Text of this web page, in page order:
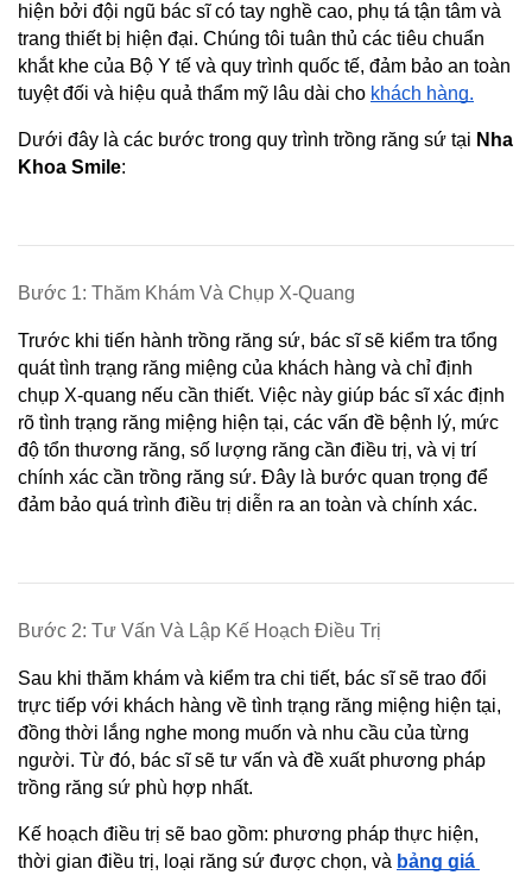
hiện bởi đội ngũ bác sĩ có tay nghề cao, phụ tá tận tâm và
trang thiết bị hiện đại. Chúng tôi tuân thủ các tiêu chuẩn
khắt khe của Bộ Y tế và quy trình quốc tế, đảm bảo an toàn
tuyệt đối và hiệu quả thẩm mỹ lâu dài cho khách hàng.
Dưới đây là các bước trong quy trình trồng răng sứ tại Nha
Khoa Smile:
Bước 1: Thăm Khám Và Chụp X-Quang
Trước khi tiến hành trồng răng sứ, bác sĩ sẽ kiểm tra tổng
quát tình trạng răng miệng của khách hàng và chỉ định
chụp X-quang nếu cần thiết. Việc này giúp bác sĩ xác định
rõ tình trạng răng miệng hiện tại, các vấn đề bệnh lý, mức
độ tổn thương răng, số lượng răng cần điều trị, và vị trí
chính xác cần trồng răng sứ. Đây là bước quan trọng để
đảm bảo quá trình điều trị diễn ra an toàn và chính xác.
Bước 2: Tư Vấn Và Lập Kế Hoạch Điều Trị
Sau khi thăm khám và kiểm tra chi tiết, bác sĩ sẽ trao đổi
trực tiếp với khách hàng về tình trạng răng miệng hiện tại,
đồng thời lắng nghe mong muốn và nhu cầu của từng
người. Từ đó, bác sĩ sẽ tư vấn và đề xuất phương pháp
trồng răng sứ phù hợp nhất.
Kế hoạch điều trị sẽ bao gồm: phương pháp thực hiện,
thời gian điều trị, loại răng sứ được chọn, và